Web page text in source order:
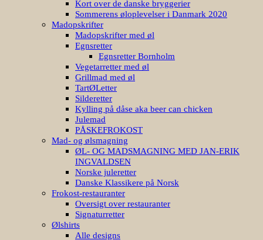
Kort over de danske bryggerier
Sommerens øloplevelser i Danmark 2020
Madopskrifter
Madopskrifter med øl
Egnsretter
Egnsretter Bornholm
Vegetarretter med øl
Grillmad med øl
TartØLetter
Silderetter
Kylling på dåse aka beer can chicken
Julemad
PÅSKEFROKOST
Mad- og ølsmagning
ØL- OG MADSMAGNING MED JAN-ERIK
INGVALDSEN
Norske juleretter
Danske Klassikere på Norsk
Frokost-restauranter
Oversigt over restauranter
Signaturretter
Ølshirts
Alle designs